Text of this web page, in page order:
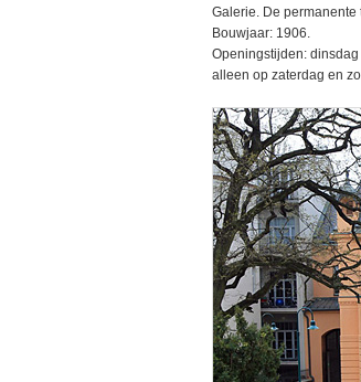
Galerie. De
Bouwjaar: 1906.
Openingstijden:
alleen op zaterdag en